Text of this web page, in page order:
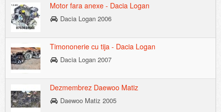
Motor fara anexe - Dacia Logan
Dacia Logan 2006
Timononerie cu tija - Dacia Logan
Dacia Logan 2007
Dezmembrez Daewoo Matiz
Daewoo Matiz 2005